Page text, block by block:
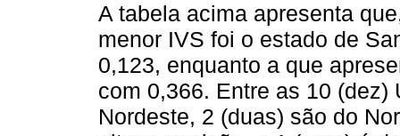
A tabela acima apresenta
menor IVS foi o estado de
0,123, enquanto a que
com 0,366. Entre as 10
Nordeste, 2 (duas) são do